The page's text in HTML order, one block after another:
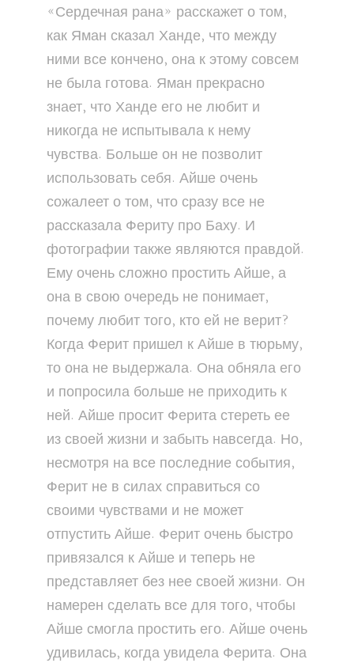
«Сердечная рана» расскажет о том,
как Яман сказал Ханде, что между
ними все кончено, она к этому совсем
не была готова. Яман прекрасно
знает, что Ханде его не любит и
никогда не испытывала к нему
чувства. Больше он не позволит
использовать себя. Айше очень
сожалеет о том, что сразу все не
рассказала Фериту про Баху. И
фотографии также являются правдой.
Ему очень сложно простить Айше, а
она в свою очередь не понимает,
почему любит того, кто ей не верит?
Когда Ферит пришел к Айше в тюрьму,
то она не выдержала. Она обняла его
и попросила больше не приходить к
ней. Айше просит Ферита стереть ее
из своей жизни и забыть навсегда. Но,
несмотря на все последние события,
Ферит не в силах справиться со
своими чувствами и не может
отпустить Айше. Ферит очень быстро
привязался к Айше и теперь не
представляет без нее своей жизни. Он
намерен сделать все для того, чтобы
Айше смогла простить его. Айше очень
удивилась, когда увидела Ферита. Она